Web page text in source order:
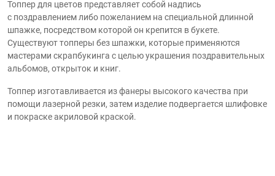
Топпер для цветов представляет собой надпись
с поздравлением либо пожеланием на специальной длинной
шпажке, посредством которой он крепится в букете.
Существуют топперы без шпажки, которые применяются
мастерами скрапбукинга с целью украшения поздравительных
альбомов, открыток и книг.
Топпер изготавливается из фанеры высокого качества при
помощи лазерной резки, затем изделие подвергается шлифовке
и покраске акриловой краской.